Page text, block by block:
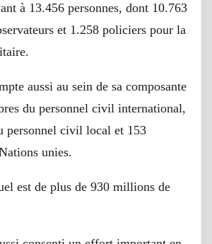
à 13.456 personnes, dont 10.763
et 1.258 policiers pour la
aussi au sein de sa composante
du personnel civil international,
personnel civil local et 153
unies.
est de plus de 930 millions de